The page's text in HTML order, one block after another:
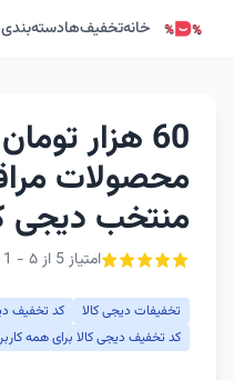
خانهتخفیف‌ها
60 هزار
محصولات
منتخب دیجی
امتیاز 5 از ۵ - 1 رأی
تخفیفات دیجی کالا
کد تخفیف دیجی
کد تخفیف دیجی کالا برای همه